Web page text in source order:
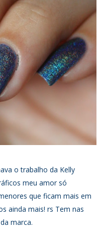
o trabalho da Kelly
meu amor só
que ficam mais em
ainda mais! rs Tem nas
marca.